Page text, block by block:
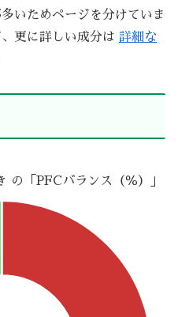
いためページを分けていま
更に詳しい成分は 詳細な
の「PFCバランス（％）」